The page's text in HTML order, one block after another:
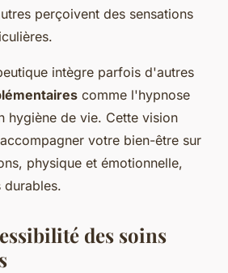
perçoivent des sensations
intègre parfois d'autres
comme l'hypnose
hygiène de vie. Cette vision
votre bien-être sur
physique et émotionnelle,
durables.
des soins